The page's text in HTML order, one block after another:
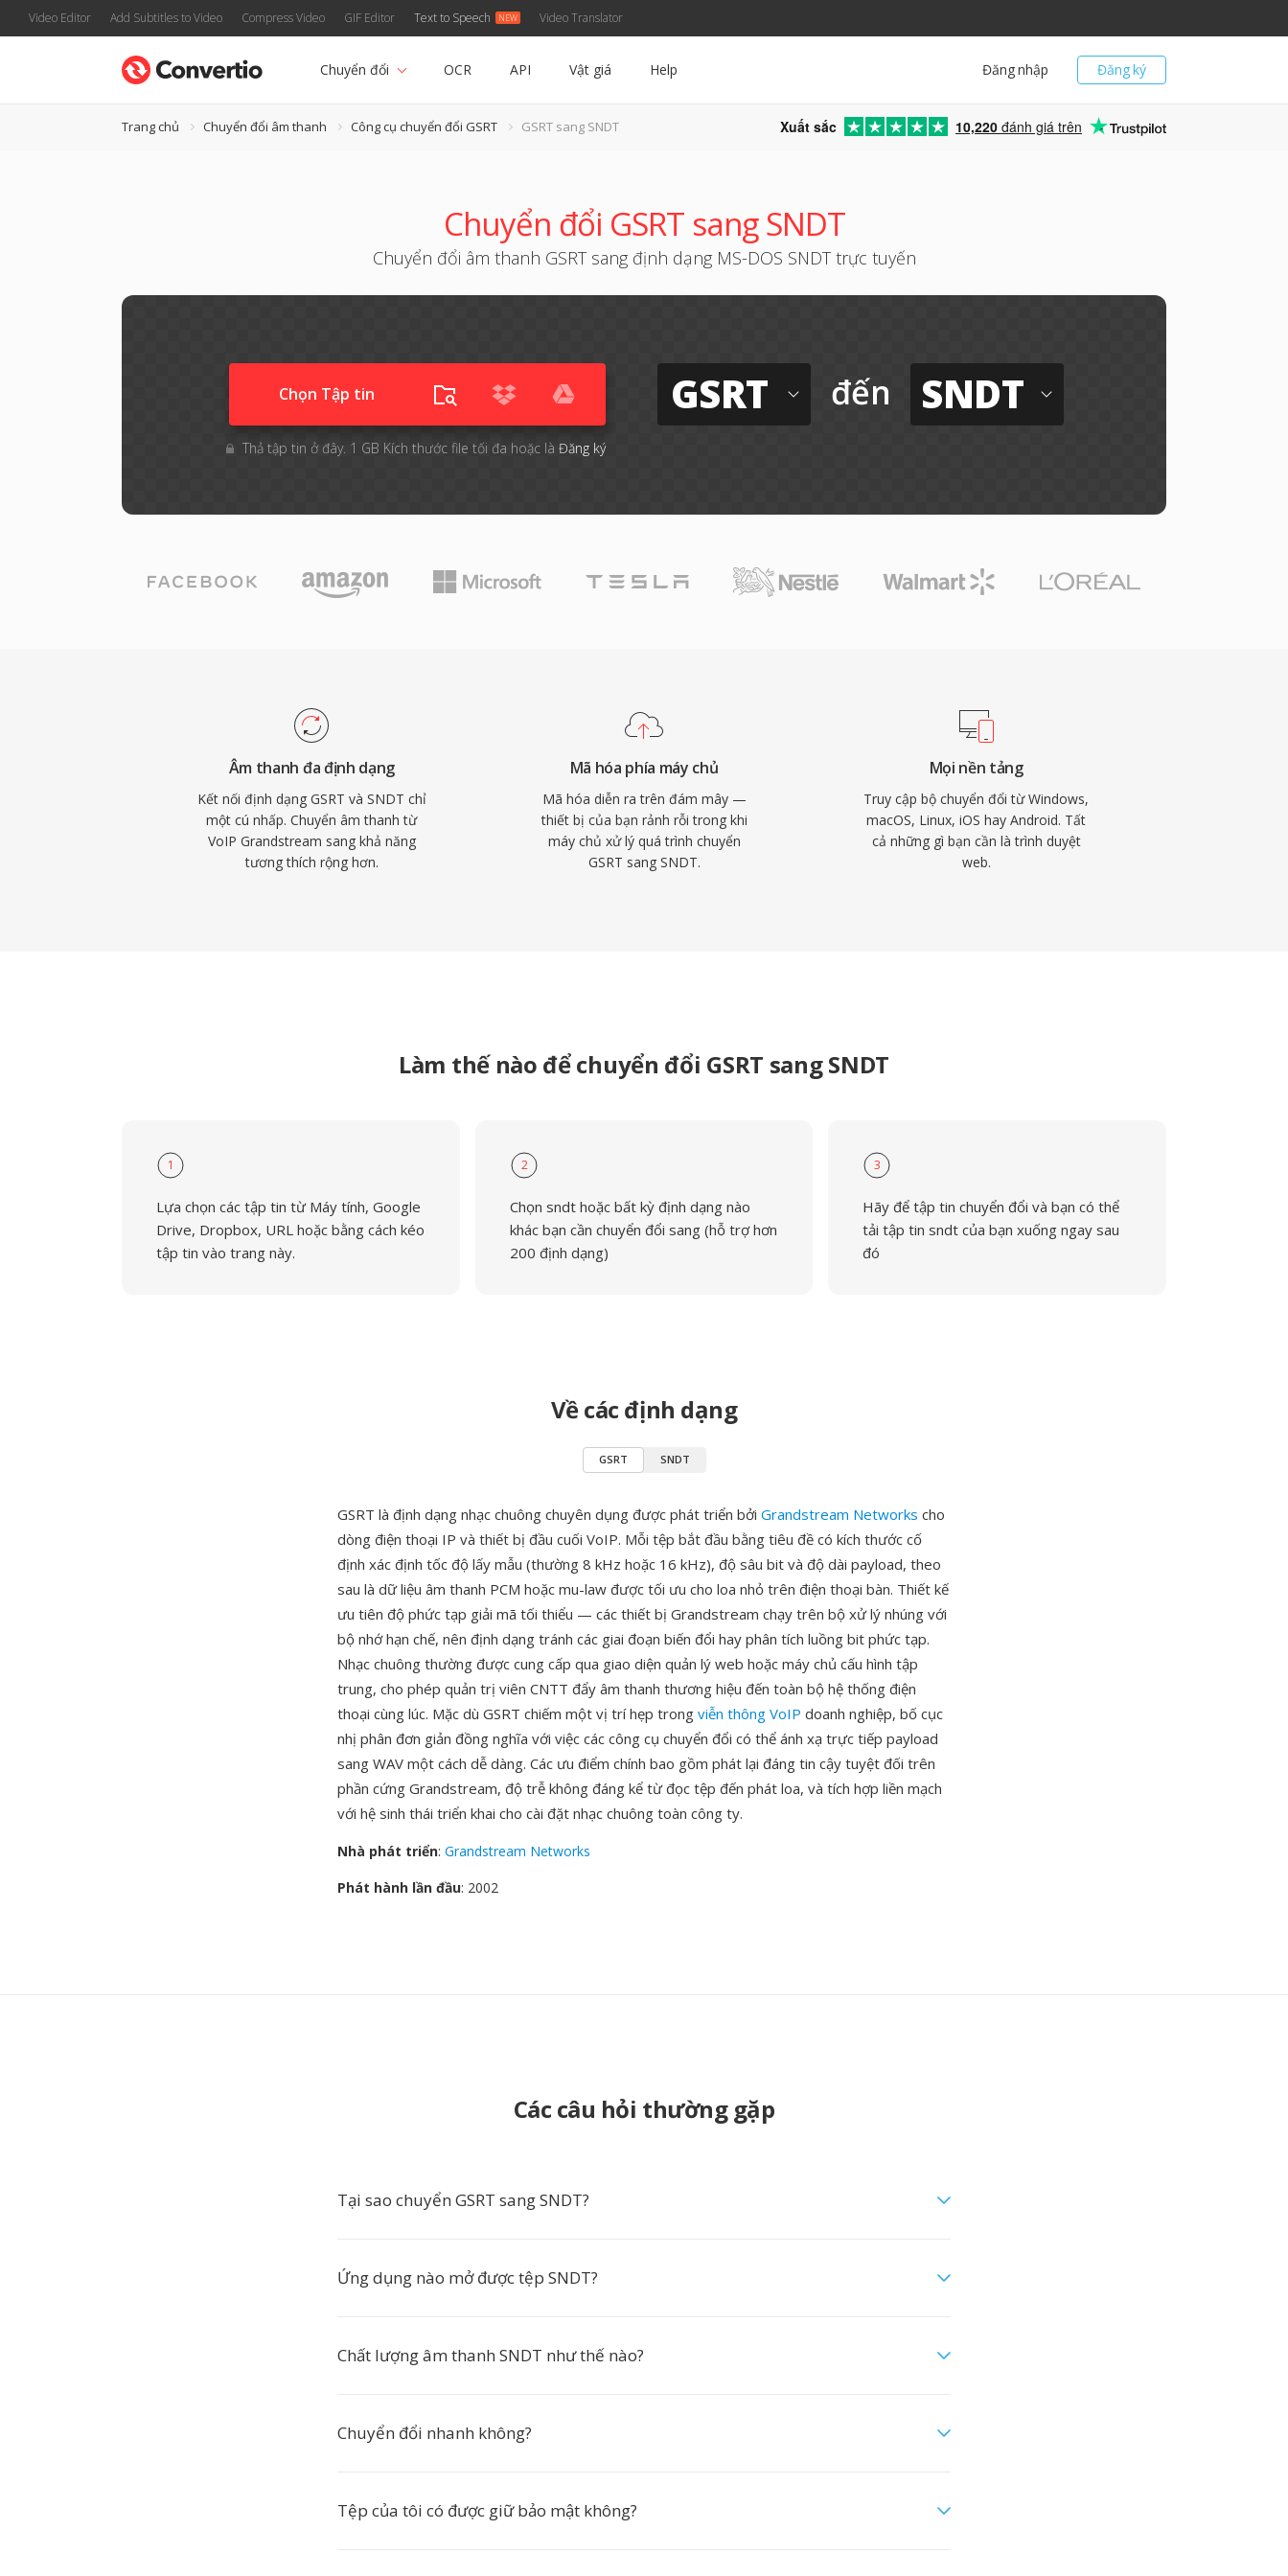
Video Editor Add Subtitles to Video Compress Video GIF Editor Text to Speech Video Translator
Đăng ký
Đăng nhập
Chuyển đổi OCR API Vật giá Help
Trang chủ Chuyển đổi âm thanh Công cụ chuyển đổi GSRT GSRT sang SNDT Xuất sắc 10,220 đánh giá trên
Chuyển đổi GSRT sang SNDT
Chuyển đổi âm thanh GSRT sang định dạng MS-DOS SNDT trực tuyến
Chọn Tập tin
Thả tập tin ở đây. 1 GB Kích thước file tối đa hoặc là Đăng ký
GSRT đến SNDT
Âm thanh đa định dạng
Kết nối định dạng GSRT và SNDT chỉ
một cú nhấp. Chuyển âm thanh từ
VoIP Grandstream sang khả năng
tương thích rộng hơn.
Mã hóa phía máy chủ
Mã hóa diễn ra trên đám mây —
thiết bị của bạn rảnh rỗi trong khi
máy chủ xử lý quá trình chuyển
GSRT sang SNDT.
Mọi nền tảng
Truy cập bộ chuyển đổi từ Windows,
macOS, Linux, iOS hay Android. Tất
cả những gì bạn cần là trình duyệt
web.
Làm thế nào để chuyển đổi GSRT sang SNDT
1
Lựa chọn các tập tin từ Máy tính, Google
Drive, Dropbox, URL hoặc bằng cách kéo
tập tin vào trang này.
2
Chọn sndt hoặc bất kỳ định dạng nào
khác bạn cần chuyển đổi sang (hỗ trợ hơn
200 định dạng)
3
Hãy để tập tin chuyển đổi và bạn có thể
tải tập tin sndt của bạn xuống ngay sau
đó
Về các định dạng
GSRT SNDT
GSRT là định dạng nhạc chuông chuyên dụng được phát triển bởi Grandstream Networks cho
dòng điện thoại IP và thiết bị đầu cuối VoIP. Mỗi tệp bắt đầu bằng tiêu đề có kích thước cố
định xác định tốc độ lấy mẫu (thường 8 kHz hoặc 16 kHz), độ sâu bit và độ dài payload, theo
sau là dữ liệu âm thanh PCM hoặc mu-law được tối ưu cho loa nhỏ trên điện thoại bàn. Thiết kế
ưu tiên độ phức tạp giải mã tối thiểu — các thiết bị Grandstream chạy trên bộ xử lý nhúng với
bộ nhớ hạn chế, nên định dạng tránh các giai đoạn biến đổi hay phân tích luồng bit phức tạp.
Nhạc chuông thường được cung cấp qua giao diện quản lý web hoặc máy chủ cấu hình tập
trung, cho phép quản trị viên CNTT đẩy âm thanh thương hiệu đến toàn bộ hệ thống điện
thoại cùng lúc. Mặc dù GSRT chiếm một vị trí hẹp trong viễn thông VoIP doanh nghiệp, bố cục
nhị phân đơn giản đồng nghĩa với việc các công cụ chuyển đổi có thể ánh xạ trực tiếp payload
sang WAV một cách dễ dàng. Các ưu điểm chính bao gồm phát lại đáng tin cậy tuyệt đối trên
phần cứng Grandstream, độ trễ không đáng kể từ đọc tệp đến phát loa, và tích hợp liền mạch
với hệ sinh thái triển khai cho cài đặt nhạc chuông toàn công ty.
Nhà phát triển: Grandstream Networks
Phát hành lần đầu: 2002
Các câu hỏi thường gặp
Tại sao chuyển GSRT sang SNDT?
Ứng dụng nào mở được tệp SNDT?
Chất lượng âm thanh SNDT như thế nào?
Chuyển đổi nhanh không?
Tệp của tôi có được giữ bảo mật không?